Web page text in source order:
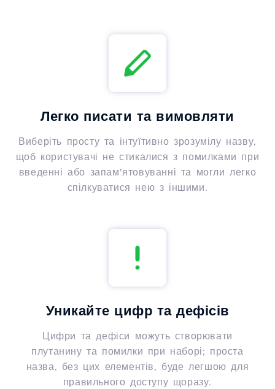
Легко писати та вимовляти
Виберіть просту та інтуїтивно зрозумілу назву,
щоб користувачі не стикалися з помилками при
введенні або запам'ятовуванні та могли легко
спілкуватися нею з іншими.
Уникайте цифр та дефісів
Цифри та дефіси можуть створювати
плутанину та помилки при наборі; проста
назва, без цих елементів, буде легшою для
правильного доступу щоразу.